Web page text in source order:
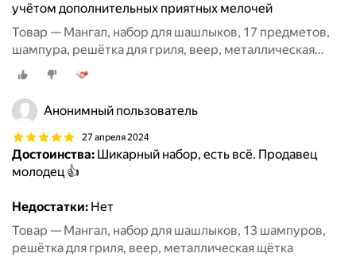
учётом дополнительных приятных мелочей
Товар — Мангал, набор для шашлыков, 17 предметов,
шампура, решётка для гриля, веер, металлическая
щётка
Анонимный пользователь
27 апреля 2024
Достоинства: Шикарный набор, есть всё. Продавец
молодец 👍
Недостатки: Нет
Товар — Мангал, набор для шашлыков, 13 шампуров,
решётка для гриля, веер, металлическая щётка